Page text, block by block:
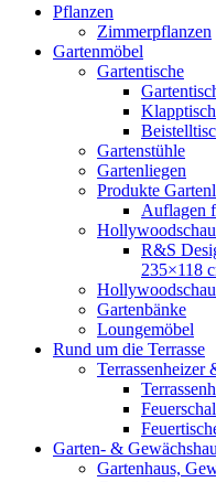
Pflanzen
Zimmerpflanzen
Gartenmöbel
Gartentische
Gartenstühle
Gartenliegen
Produkte
Auflagen
R&S
235×118
Gartenbänke
Loungemöbel
Rund um die Terrasse
Terrassenheizer
Garten- &
Gartenhaus,